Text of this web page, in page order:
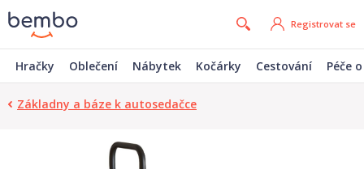
Registrovat se
Hračky Oblečení Nábytek Kočárky Cestování Péče
Základny a báze k autosedačce